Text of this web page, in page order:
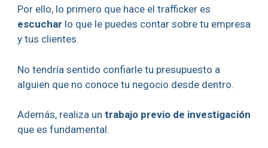
Por ello, lo primero que hace el trafficker es
escuchar lo que le puedes contar sobre tu empresa
y tus clientes.
No tendría sentido confiarle tu presupuesto a
alguien que no conoce tu negocio desde dentro.
Además, realiza un trabajo previo de investigación
que es fundamental.